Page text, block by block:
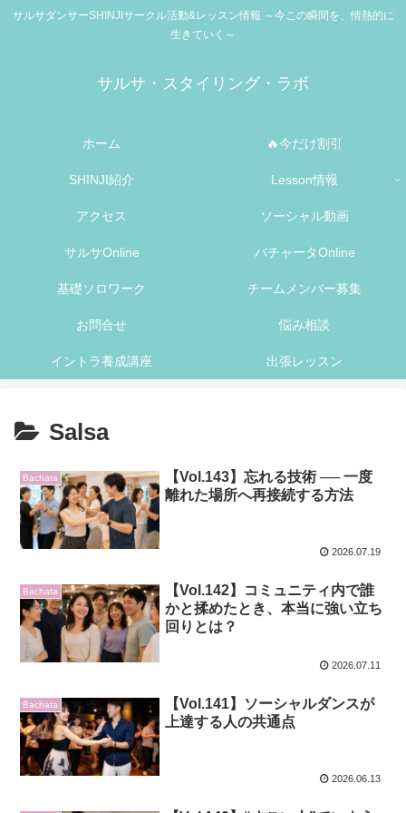
サルサダンサーSHINJIサークル活動&レッスン情報 ～今この瞬間を、情熱的に
生きていく～
サルサ・スタイリング・ラボ
ホーム 🔥今だけ割引
SHINJI紹介 Lesson情報
アクセス ソーシャル動画
サルサOnline バチャータOnline
基礎ソロワーク チームメンバー募集
お問合せ 悩み相談
イントラ養成講座 出張レッスン
Salsa
Bachata
【Vol.143】忘れる技術 ── 一度
離れた場所へ再接続する方法
2026.07.19
Bachata
【Vol.142】コミュニティ内で誰
かと揉めたとき、本当に強い立ち
回りとは？
2026.07.11
Bachata
【Vol.141】ソーシャルダンスが
上達する人の共通点
2026.06.13